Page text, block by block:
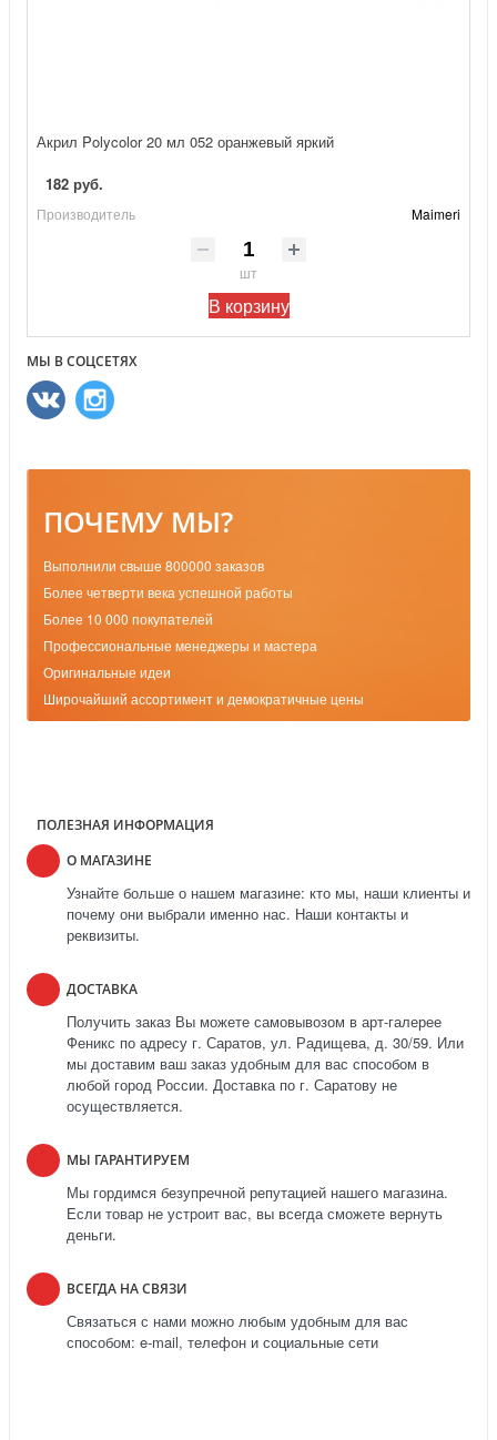
Акрил Polycolor 20 мл 052 оранжевый яркий
182 руб.
Производитель Maimeri
шт
В корзину
МЫ В СОЦСЕТЯХ
ПОЧЕМУ МЫ?
Выполнили свыше 800000 заказов
Более четверти века успешной работы
Более 10 000 покупателей
Профессиональные менеджеры и мастера
Оригинальные идеи
Широчайший ассортимент и демократичные цены
ПОЛЕЗНАЯ ИНФОРМАЦИЯ
О МАГАЗИНЕ
Узнайте больше о нашем магазине: кто мы, наши клиенты и
почему они выбрали именно нас. Наши контакты и
реквизиты.
ДОСТАВКА
Получить заказ Вы можете самовывозом в арт-галерее
Феникс по адресу г. Саратов, ул. Радищева, д. 30/59. Или
мы доставим ваш заказ удобным для вас способом в
любой город России. Доставка по г. Саратову не
осуществляется.
МЫ ГАРАНТИРУЕМ
Мы гордимся безупречной репутацией нашего магазина.
Если товар не устроит вас, вы всегда сможете вернуть
деньги.
ВСЕГДА НА СВЯЗИ
Связаться с нами можно любым удобным для вас
способом: e-mail, телефон и социальные сети